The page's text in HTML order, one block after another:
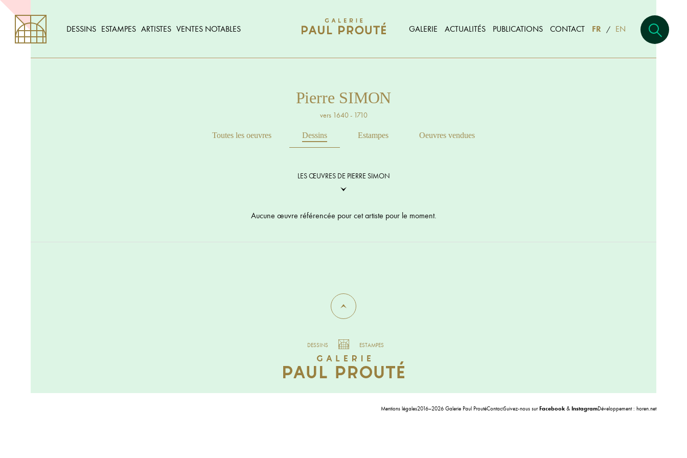
DESSINS ESTAMPES ARTISTES VENTES NOTABLES GALERIE ACTUALITÉS PUBLICATIONS CONTACT FR / EN
Pierre SIMON
vers 1640 - 1710
Toutes les oeuvres Dessins Estampes Oeuvres vendues
LES ŒUVRES DE PIERRE SIMON
Aucune œuvre référencée pour cet artiste pour le moment.
DESSINS ESTAMPES
Mentions légales2016–2026 Galerie Paul ProutéContactSuivez-nous surFacebook & InstagramDéveloppement : horen.net